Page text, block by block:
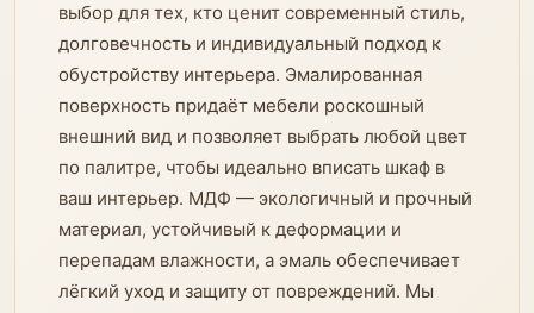
выбор для тех, кто ценит современный стиль,
долговечность и индивидуальный подход к
обустройству интерьера. Эмалированная
поверхность придаёт мебели роскошный
внешний вид и позволяет выбрать любой цвет
по палитре, чтобы идеально вписать шкаф в
ваш интерьер. МДФ — экологичный и прочный
материал, устойчивый к деформации и
перепадам влажности, а эмаль обеспечивает
лёгкий уход и защиту от повреждений. Мы